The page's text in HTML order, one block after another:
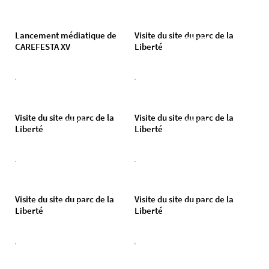
Lancement médiatique de
CAREFESTA XV
Visite du site du parc de la
Liberté
Commencer maintenant
Visite du site du parc de la
Liberté
Commencer maintenant
Visite du site du parc de la
Liberté
Commencer maintenant
Visite du site du parc de la
Liberté
Commencer maintenant
Visite du site du parc de la
Liberté
Commencer maintenant